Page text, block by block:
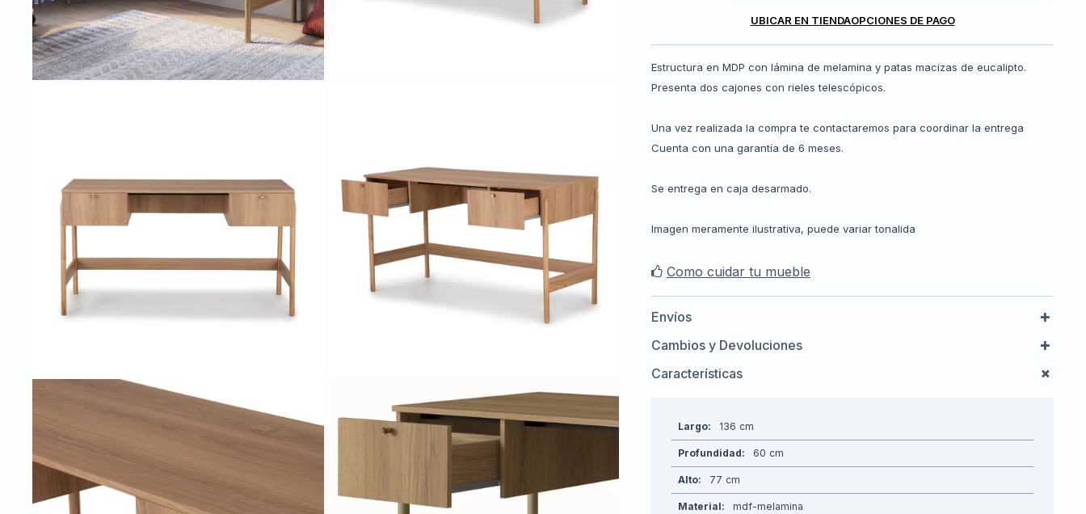
UBICAR EN TIENDAOPCIONES DE PAGO
Estructura en MDP con lámina de melamina y patas macizas de eucalipto.
Presenta dos cajones con rieles telescópicos.
Una vez realizada la compra te contactaremos para coordinar la entrega
Cuenta con una garantía de 6 meses.
Se entrega en caja desarmado.
Imagen meramente ilustrativa, puede variar tonalida
Como cuidar tu mueble
Envíos
Cambios y Devoluciones
Características
Largo 136
Profundidad 60
Alto 77
Material mdf-melamina